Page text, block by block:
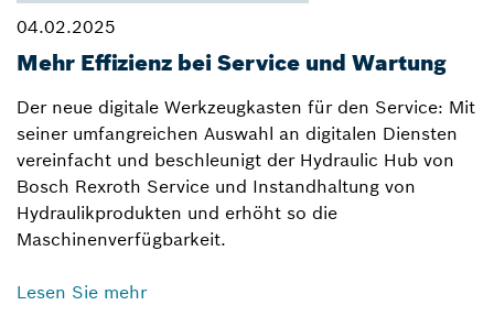
04.02.2025
Mehr Effizienz bei Service und Wartung
Der neue digitale Werkzeugkasten für den Service: Mit
seiner umfangreichen Auswahl an digitalen Diensten
vereinfacht und beschleunigt der Hydraulic Hub von
Bosch Rexroth Service und Instandhaltung von
Hydraulikprodukten und erhöht so die
Maschinenverfügbarkeit.
Lesen Sie mehr